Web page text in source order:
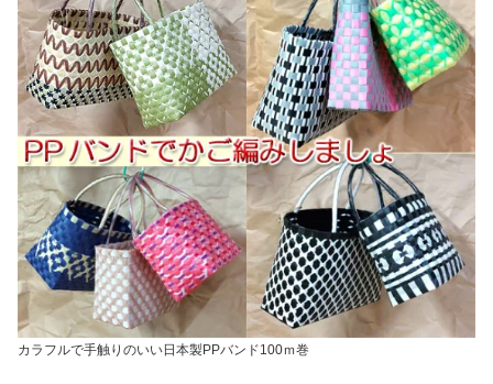
カラフルで手触りのいい日本製PPバンド100ｍ巻